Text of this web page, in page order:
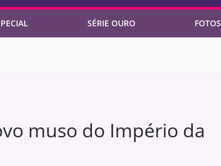
SÉRIE OURO FOTOS
muso do Império da